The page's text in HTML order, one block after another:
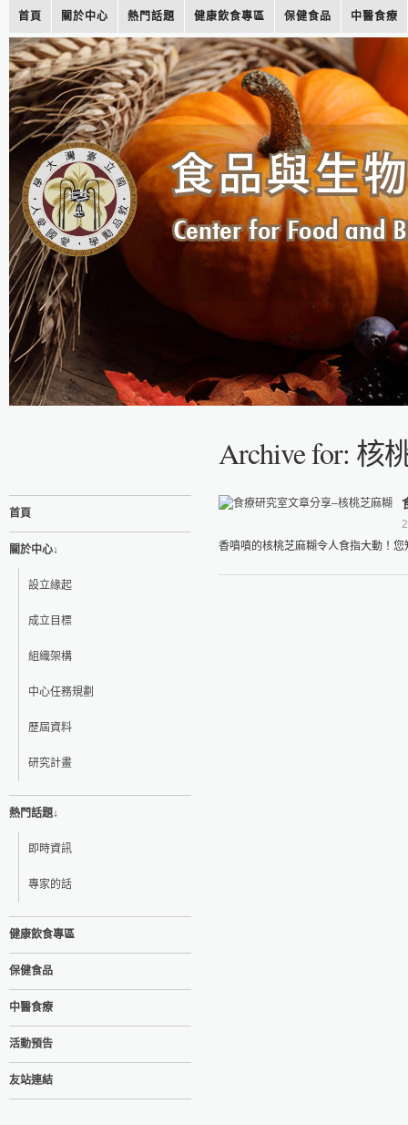
首頁 關於中心 熱門話題 健康飲食專區 保健食品 中醫食療
Archive for: 核
首頁
關於中心↓
設立緣起
成立目標
組織架構
中心任務規劃
歷屆資料
研究計畫
熱門話題↓
即時資訊
專家的話
健康飲食專區
保健食品
中醫食療
活動預告
友站連結
香噴噴的核桃芝麻糊令人食指大動！